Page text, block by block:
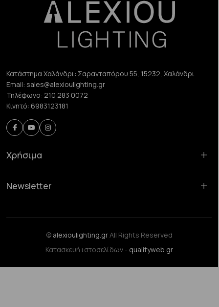
Κατάστημα Χαλάνδρι: Σαρανταπόρου 55, 15232, Χαλάνδρι
Email: sales@alexioulighting.gr
Τηλέφωνο: 210 283 0072
Κινητό: 6983123181
Χρήσιμα
Newsletter
© alexioulighting.grAll Rights Reserved
Κατασκευή ιστοσελίδων - qualityweb.gr